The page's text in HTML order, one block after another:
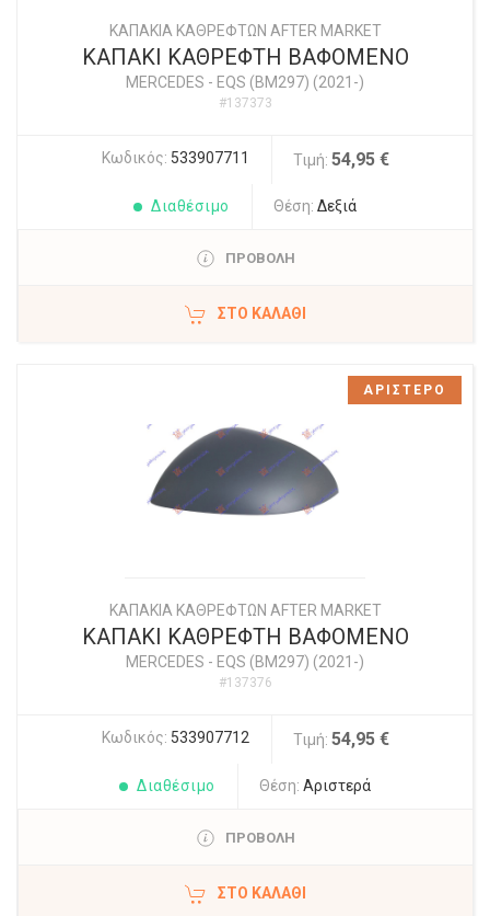
ΚΑΠΑΚΙΑ ΚΑΘΡΕΦΤΩΝ AFTER MARKET
ΚΑΠΑΚΙ ΚΑΘΡΕΦΤΗ ΒΑΦΟΜΕΝΟ
MERCEDES - EQS (BM297) (2021-)
#137373
Κωδικός: 533907711 Τιμή: 54,95 €
Διαθέσιμο Θέση: Δεξιά
ΠΡΟΒΟΛΗ
ΣΤΟ ΚΑΛΆΘΙ
ΚΑΠΑΚΙΑ ΚΑΘΡΕΦΤΩΝ AFTER MARKET
ΚΑΠΑΚΙ ΚΑΘΡΕΦΤΗ ΒΑΦΟΜΕΝΟ
MERCEDES - EQS (BM297) (2021-)
#137376
Κωδικός: 533907712 Τιμή: 54,95 €
Διαθέσιμο Θέση: Αριστερά
ΠΡΟΒΟΛΗ
ΣΤΟ ΚΑΛΆΘΙ
ΑΡΙΣΤΕΡΟ